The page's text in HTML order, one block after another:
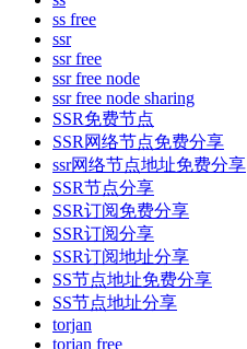
ss free
ssr
ssr free
ssr free node
ssr free node sharing
SSR免费节点
SSR网络节点免费分享
ssr网络节点地址免费分享
SSR节点分享
SSR订阅免费分享
SSR订阅分享
SSR订阅地址分享
SS节点地址免费分享
SS节点地址分享
torjan
torjan free